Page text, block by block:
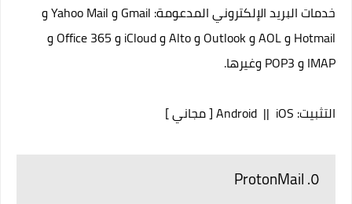
خدمات البريد الإلكتروني المدعومة: Gmail و Yahoo Mail و
Hotmail و AOL و Outlook و Alto و iCloud و Office 365 و
IMAP و POP3 وغيرها.
التثبيت: Android || iOS [ مجاني ]
٥. ProtonMail